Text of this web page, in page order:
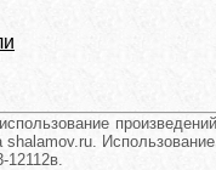
shalamov.ru.